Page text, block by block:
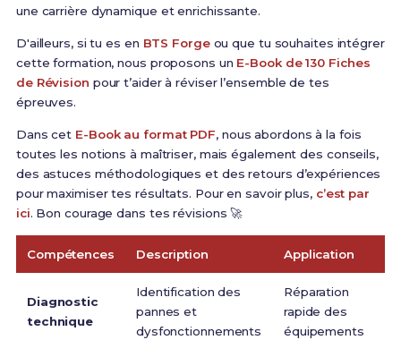
une carrière dynamique et enrichissante.
D'ailleurs, si tu es en BTS Forgeou que tu souhaites intégrer
cette formation, nous proposons un E-Book de 130 Fiches
de Révision pour t’aider à réviser l’ensemble de tes
épreuves.
Dans cet E-Book au format PDF, nous abordons à la fois
toutes les notions à maîtriser, mais également des conseils,
des astuces méthodologiques et des retours d’expériences
pour maximiser tes résultats. Pour en savoir plus, c’est par
ici. Bon courage dans tes révisions 🚀
Compétences Description Application
Diagnostic
technique
Identification des
pannes et
dysfonctionnements
Réparation
rapide des
équipements